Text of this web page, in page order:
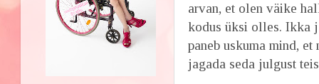
arvan, et olen väike
kodus üksi olles. Ikka
paneb uskuma mind,
jagada seda julgust